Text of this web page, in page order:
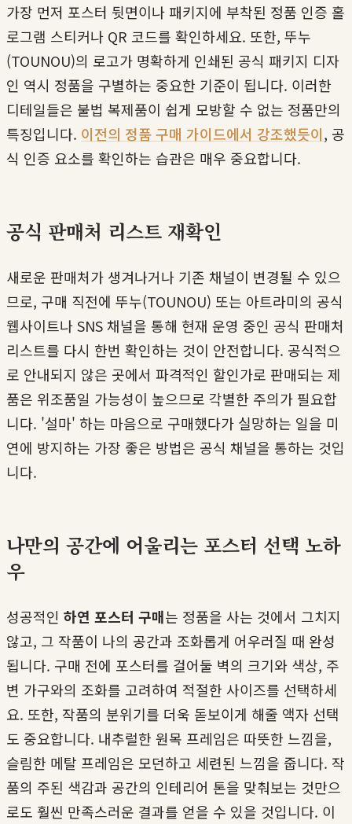
가장 먼저 포스터 뒷면이나 패키지에 부착된 정품 인증 홀
로그램 스티커나 QR 코드를 확인하세요. 또한, 뚜누
(TOUNOU)의 로고가 명확하게 인쇄된 공식 패키지 디자
인 역시 정품을 구별하는 중요한 기준이 됩니다. 이러한
디테일들은 불법 복제품이 쉽게 모방할 수 없는 정품만의
특징입니다. 이전의 정품 구매 가이드에서 강조했듯이, 공
식 인증 요소를 확인하는 습관은 매우 중요합니다.
공식 판매처 리스트 재확인
새로운 판매처가 생겨나거나 기존 채널이 변경될 수 있으
므로, 구매 직전에 뚜누(TOUNOU) 또는 아트라미의 공식
웹사이트나 SNS 채널을 통해 현재 운영 중인 공식 판매처
리스트를 다시 한번 확인하는 것이 안전합니다. 공식적으
로 안내되지 않은 곳에서 파격적인 할인가로 판매되는 제
품은 위조품일 가능성이 높으므로 각별한 주의가 필요합
니다. '설마' 하는 마음으로 구매했다가 실망하는 일을 미
연에 방지하는 가장 좋은 방법은 공식 채널을 통하는 것입
니다.
나만의 공간에 어울리는 포스터 선택 노하
우
성공적인 하연 포스터 구매는 정품을 사는 것에서 그치지
않고, 그 작품이 나의 공간과 조화롭게 어우러질 때 완성
됩니다. 구매 전에 포스터를 걸어둘 벽의 크기와 색상, 주
변 가구와의 조화를 고려하여 적절한 사이즈를 선택하세
요. 또한, 작품의 분위기를 더욱 돋보이게 해줄 액자 선택
도 중요합니다. 내추럴한 원목 프레임은 따뜻한 느낌을,
슬림한 메탈 프레임은 모던하고 세련된 느낌을 줍니다. 작
품의 주된 색감과 공간의 인테리어 톤을 맞춰보는 것만으
로도 훨씬 만족스러운 결과를 얻을 수 있을 것입니다. 이